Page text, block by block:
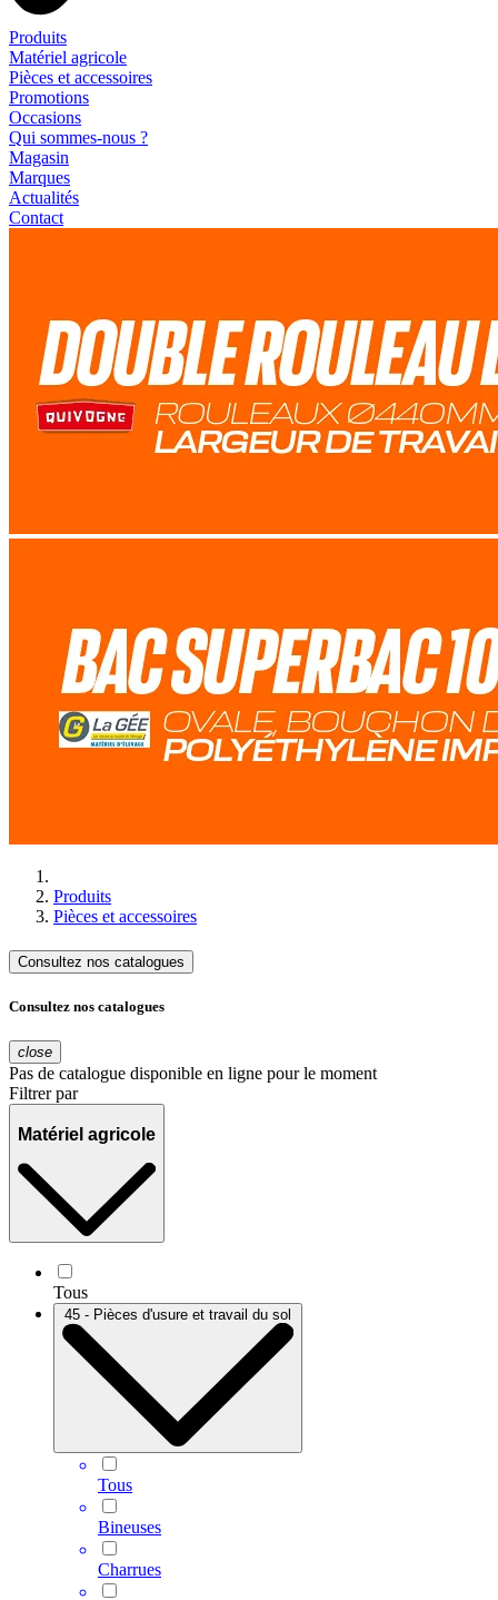
Produits
Matériel agricole
Pièces et accessoires
Promotions
Occasions
Qui sommes-nous ?
Magasin
Marques
Actualités
Contact
Produits
Pièces et accessoires
Consultez nos catalogues
Consultez nos catalogues
close
Pas de catalogue disponible en ligne pour le moment
Filtrer par
Matériel agricole
Tous
45 - Pièces d'usure et travail du sol
Tous
Bineuses
Charrues